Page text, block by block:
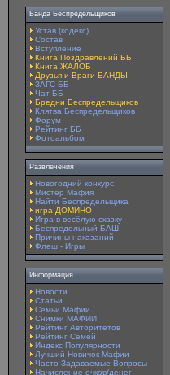
Банда Беспредельщиков
Устав (кодекс)
Состав
Вступление
Книга Поздравлений ББ
Книга ЖАЛОБ
Друзья и Враги БАНДЫ
ЗАГС ББ
Чат ББ
Бредни Беспредельщиков
Клятва Беспредельщиков
Форум
Рейтинг ББ
Фотоальбом
Развлечения
Новогодний конкурс
Мистер Мафия
Найти Беспредельщика
игра ДОМИНО
Игра в весёлую сказку
Беспредельный БАШ
Причины наказаний
Флеш - Игры
Информация
Новости
Статьи
Семьи Мафии
Снимки МАФИИ
Рейтинг Авторитетов
Рейтинг Семей
Индекс Популярности
Лучший Новичок Мафии
Часто Задаваемые Вопросы
Начисление очков/денег